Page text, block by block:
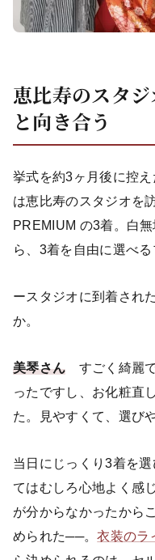
恵比寿のスタ
と向き合う
挙式を約3ヶ月後に控
は恵比寿のスタジオを
PREMIUM の3着。白
ら、3着を自由に選べる
ースタジオに到着され
か。
美琴さん すごく綺麗
ったですし、お化粧直
た。見やすくて、選び
当日にじっくり3着を
てはむしろ心地よく感
が分からなかったから
められた──。衣装のラ